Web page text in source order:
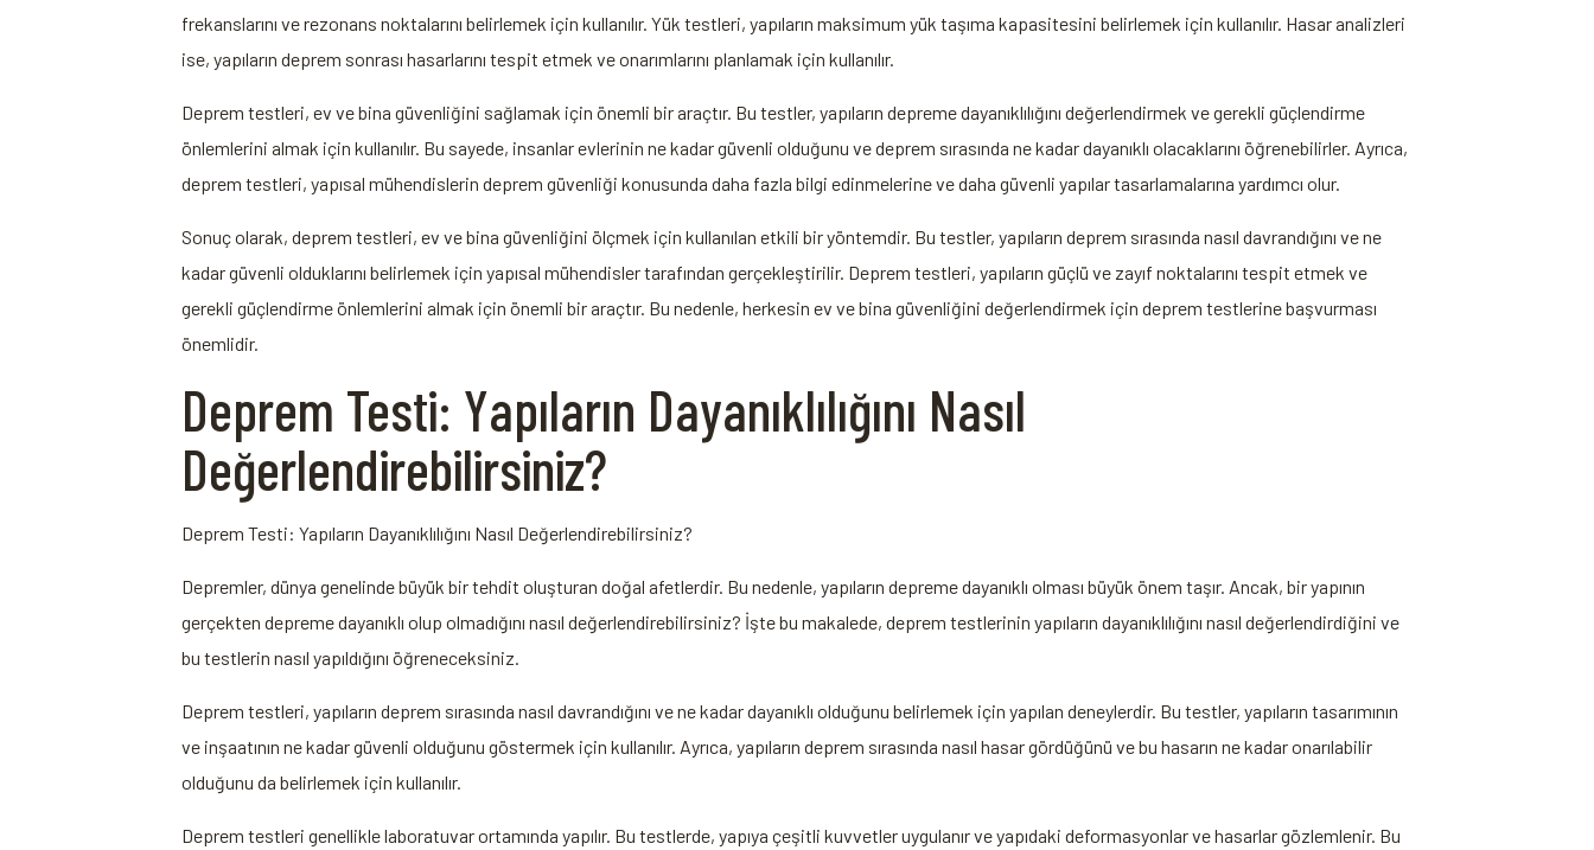
frekanslarını ve rezonans noktalarını belirlemek için kullanılır. Yük testleri, yapıların maksimum yük taşıma kapasitesini belirlemek için kullanılır. Hasar analizleri
ise, yapıların deprem sonrası hasarlarını tespit etmek ve onarımlarını planlamak için kullanılır.
Deprem testleri, ev ve bina güvenliğini sağlamak için önemli bir araçtır. Bu testler, yapıların depreme dayanıklılığını değerlendirmek ve gerekli güçlendirme
önlemlerini almak için kullanılır. Bu sayede, insanlar evlerinin ne kadar güvenli olduğunu ve deprem sırasında ne kadar dayanıklı olacaklarını öğrenebilirler. Ayrıca,
deprem testleri, yapısal mühendislerin deprem güvenliği konusunda daha fazla bilgi edinmelerine ve daha güvenli yapılar tasarlamalarına yardımcı olur.
Sonuç olarak, deprem testleri, ev ve bina güvenliğini ölçmek için kullanılan etkili bir yöntemdir. Bu testler, yapıların deprem sırasında nasıl davrandığını ve ne
kadar güvenli olduklarını belirlemek için yapısal mühendisler tarafından gerçekleştirilir. Deprem testleri, yapıların güçlü ve zayıf noktalarını tespit etmek ve
gerekli güçlendirme önlemlerini almak için önemli bir araçtır. Bu nedenle, herkesin ev ve bina güvenliğini değerlendirmek için deprem testlerine başvurması
önemlidir.
Deprem Testi: Yapıların Dayanıklılığını Nasıl
Değerlendirebilirsiniz?
Deprem Testi: Yapıların Dayanıklılığını Nasıl Değerlendirebilirsiniz?
Depremler, dünya genelinde büyük bir tehdit oluşturan doğal afetlerdir. Bu nedenle, yapıların depreme dayanıklı olması büyük önem taşır. Ancak, bir yapının
gerçekten depreme dayanıklı olup olmadığını nasıl değerlendirebilirsiniz? İşte bu makalede, deprem testlerinin yapıların dayanıklılığını nasıl değerlendirdiğini ve
bu testlerin nasıl yapıldığını öğreneceksiniz.
Deprem testleri, yapıların deprem sırasında nasıl davrandığını ve ne kadar dayanıklı olduğunu belirlemek için yapılan deneylerdir. Bu testler, yapıların tasarımının
ve inşaatının ne kadar güvenli olduğunu göstermek için kullanılır. Ayrıca, yapıların deprem sırasında nasıl hasar gördüğünü ve bu hasarın ne kadar onarılabilir
olduğunu da belirlemek için kullanılır.
Deprem testleri genellikle laboratuvar ortamında yapılır. Bu testlerde, yapıya çeşitli kuvvetler uygulanır ve yapıdaki deformasyonlar ve hasarlar gözlemlenir. Bu